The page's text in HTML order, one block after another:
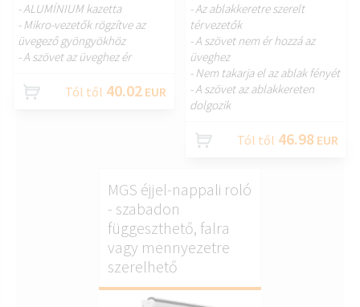
- ALUMÍNIUM kazetta
- Mikro-vezetők rögzítve az
üvegező gyöngyökhöz
- A szövet az üveghez ér
Tól től 40.02 EUR
- Az ablakkeretre szerelt
térvezetők
- A szövet nem ér hozzá az
üveghez
- Nem takarja el az ablak fényét
- A szövet az ablakkereten
dolgozik
Tól től 46.98 EUR
MGS éjjel-nappali roló
- szabadon
függeszthető, falra
vagy mennyezetre
szerelhető